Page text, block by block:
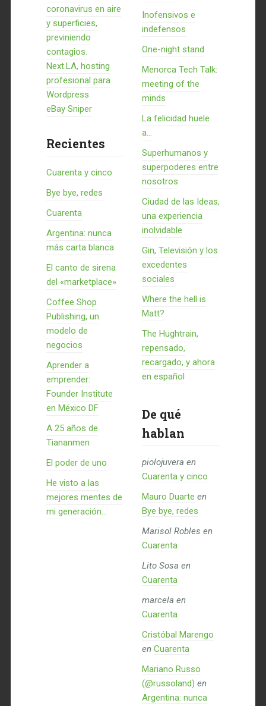
coronavirus en aire
y superficies,
previniendo
contagios.
Next.LA, hosting
profesional para
Wordpress
eBay Sniper
Recientes
Cuarenta y cinco
Bye bye, redes
Cuarenta
Argentina: nunca
más carta blanca
El canto de sirena
del «marketplace»
Coffee Shop
Publishing, un
modelo de
negocios
Aprender a
emprender:
Founder Institute
en México DF
A 25 años de
Tiananmen
El poder de uno
He visto a las
mejores mentes de
mi generación…
Inofensivos e
indefensos
One-night stand
Menorca Tech Talk:
meeting of the
minds
La felicidad huele
a...
Superhumanos y
superpoderes entre
nosotros
Ciudad de las Ideas,
una experiencia
inolvidable
Gin, Televisión y los
excedentes
sociales
Where the hell is
Matt?
The Hughtrain,
repensado,
recargado, y ahora
en español
De qué
hablan
piolojuvera en
Cuarenta y cinco
Mauro Duarte en
Bye bye, redes
Marisol Robles en
Cuarenta
Lito Sosa en
Cuarenta
marcela en
Cuarenta
Cristóbal Marengo
en Cuarenta
Mariano Russo
(@russoland) en
Argentina: nunca